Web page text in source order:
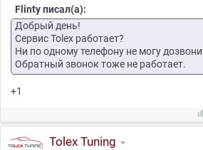
Flinty писал(а):
Добрый день!
Сервис Tolex работает?
Ни по одному телефону не могу
Обратный звонок тоже не работает.
+1
Tolex Tuning